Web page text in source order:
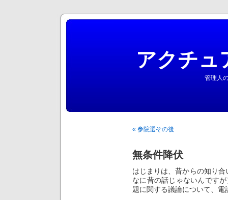
アクチュ
管理人
« 参院選その後
無条件降伏
はじまりは、昔からの知り
なに昔の話じゃないんです
題に関する議論について、